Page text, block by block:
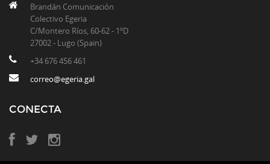
Brandán Comunicación
Colectivo Egeria
C/Montero Ríos, 60-62 - 1ºD
27002 - Lugo (Spain)
+34 676 456 461
correo@egeria.gal
CONECTA